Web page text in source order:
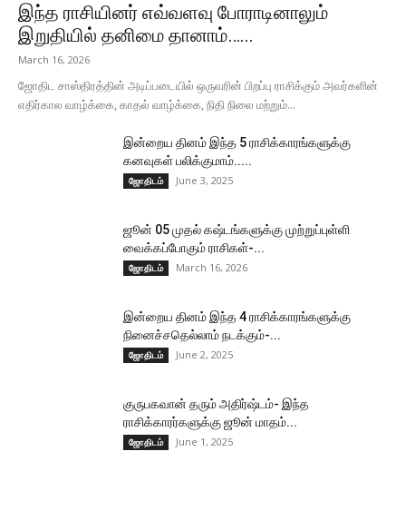
இந்த ராசியினர் எவ்வளவு போராடினாலும்
இறுதியில் தனிமை தானாம்…...
March 16, 2026
ஜோதிட சாஸ்திரத்தின் அடிப்படையில் ஒருவரின் பிறப்பு ராசிக்கும் அவர்களின்
எதிர்கால வாழ்க்கை, காதல் வாழ்க்கை, நிதி நிலை மற்றும்...
இன்றைய தினம் இந்த 5 ராசிக்காரங்களுக்கு
கனவுகள் பலிக்குமாம்.....
ஜோதிடம் June 3, 2025
ஜூன் 05 முதல் கஷ்டங்களுக்கு முற்றுப்புள்ளி
வைக்கப்போகும் ராசிகள்-...
ஜோதிடம் March 16, 2026
இன்றைய தினம் இந்த 4 ராசிக்காரங்களுக்கு
நினைச்சதெல்லாம் நடக்கும்-...
ஜோதிடம் June 2, 2025
குருபகவான் தரும் அதிர்ஷ்டம்- இந்த
ராசிக்காரர்களுக்கு ஜூன் மாதம்...
ஜோதிடம் June 1, 2025